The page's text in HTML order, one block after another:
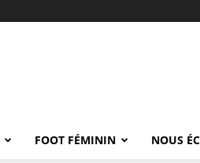
FOOT FÉMININ NOUS